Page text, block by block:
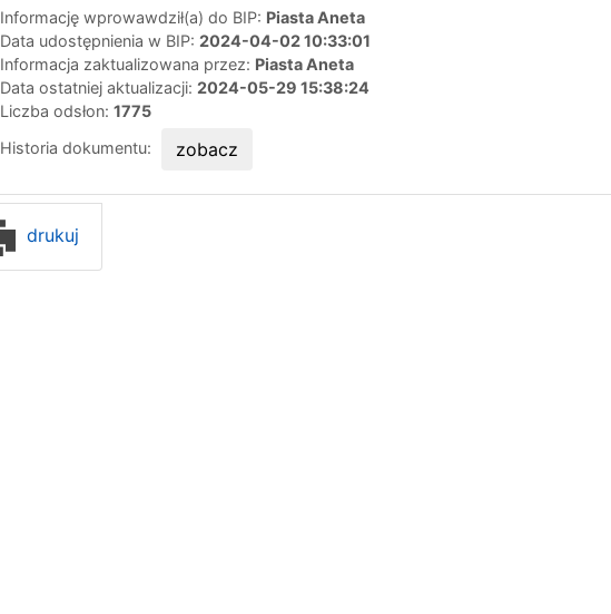
Informację wprowawdził(a) do BIP: Piasta Aneta
Data udostępnienia w BIP: 2024-04-02 10:33:01
Informacja zaktualizowana przez: Piasta Aneta
Data ostatniej aktualizacji: 2024-05-29 15:38:24
Liczba odsłon: 1775
Historia dokumentu:
zobacz
drukuj